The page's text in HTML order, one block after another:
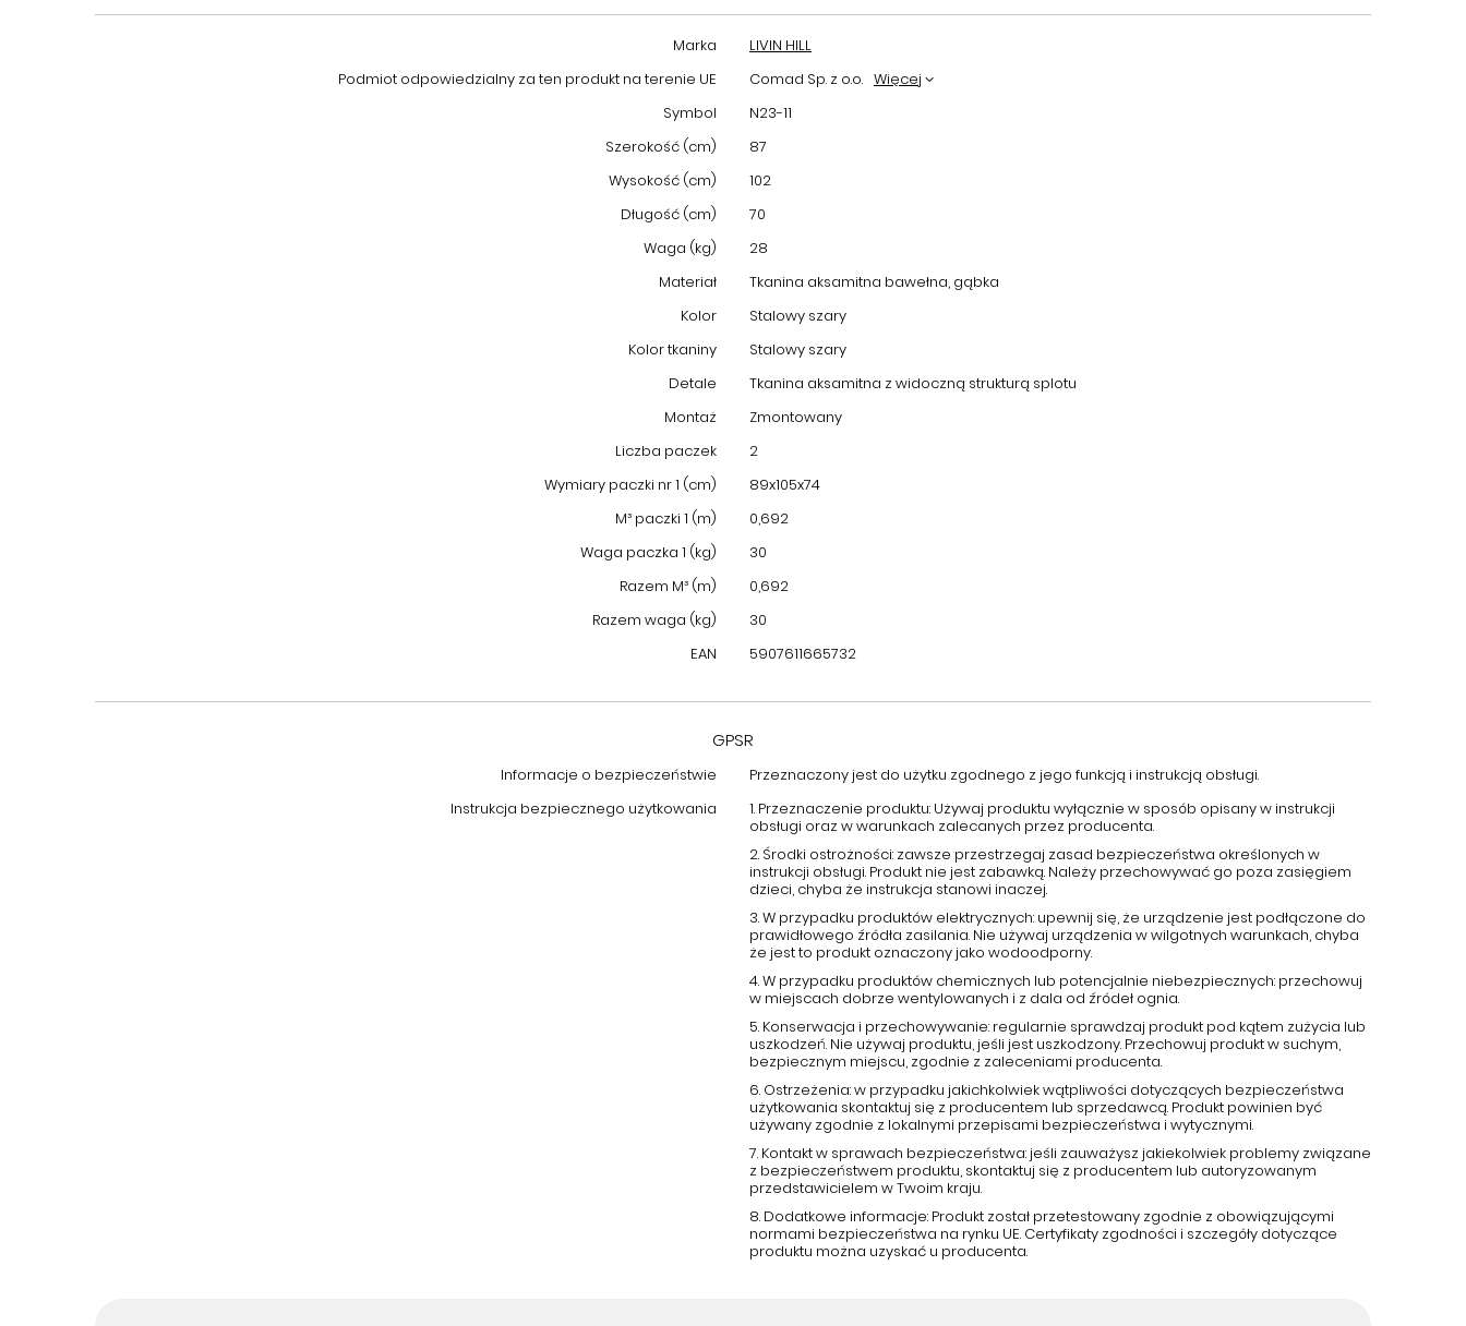
Marka
LIVIN HILL
Podmiot odpowiedzialny za ten produkt na terenie UE
Comad Sp. z o.o. Więcej
Symbol
N23-11
Szerokość (cm)
87
Wysokość (cm)
102
Długość (cm)
70
Waga (kg)
28
Materiał
Tkanina aksamitna bawełna, gąbka
Kolor
Stalowy szary
Kolor tkaniny
Stalowy szary
Detale
Tkanina aksamitna z widoczną strukturą splotu
Montaż
Zmontowany
Liczba paczek
2
Wymiary paczki nr 1 (cm)
89x105x74
M³ paczki 1 (m)
0,692
Waga paczka 1 (kg)
30
Razem M³ (m)
0,692
Razem waga (kg)
30
EAN
5907611665732
GPSR
Informacje o bezpieczeństwie
Przeznaczony jest do użytku zgodnego z jego funkcją i instrukcją obsługi.
Instrukcja bezpiecznego użytkowania
1. Przeznaczenie produktu: Używaj produktu wyłącznie w sposób opisany w instrukcji
obsługi oraz w warunkach zalecanych przez producenta.
2. Środki ostrożności: zawsze przestrzegaj zasad bezpieczeństwa określonych w
instrukcji obsługi. Produkt nie jest zabawką. Należy przechowywać go poza zasięgiem
dzieci, chyba że instrukcja stanowi inaczej.
3. W przypadku produktów elektrycznych: upewnij się, że urządzenie jest podłączone do
prawidłowego źródła zasilania. Nie używaj urządzenia w wilgotnych warunkach, chyba
że jest to produkt oznaczony jako wodoodporny.
4. W przypadku produktów chemicznych lub potencjalnie niebezpiecznych: przechowuj
w miejscach dobrze wentylowanych i z dala od źródeł ognia.
5. Konserwacja i przechowywanie: regularnie sprawdzaj produkt pod kątem zużycia lub
uszkodzeń. Nie używaj produktu, jeśli jest uszkodzony. Przechowuj produkt w suchym,
bezpiecznym miejscu, zgodnie z zaleceniami producenta.
6. Ostrzeżenia: w przypadku jakichkolwiek wątpliwości dotyczących bezpieczeństwa
użytkowania skontaktuj się z producentem lub sprzedawcą. Produkt powinien być
używany zgodnie z lokalnymi przepisami bezpieczeństwa i wytycznymi.
7. Kontakt w sprawach bezpieczeństwa: jeśli zauważysz jakiekolwiek problemy związane
z bezpieczeństwem produktu, skontaktuj się z producentem lub autoryzowanym
przedstawicielem w Twoim kraju.
8. Dodatkowe informacje: Produkt został przetestowany zgodnie z obowiązującymi
normami bezpieczeństwa na rynku UE. Certyfikaty zgodności i szczegóły dotyczące
produktu można uzyskać u producenta.